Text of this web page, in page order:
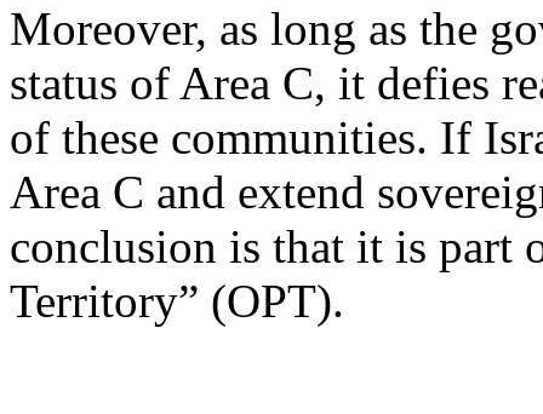
Moreover, as long as the
status of Area C, it defies
of these communities. If
Area C and extend
conclusion is that it is part
Territory” (OPT).